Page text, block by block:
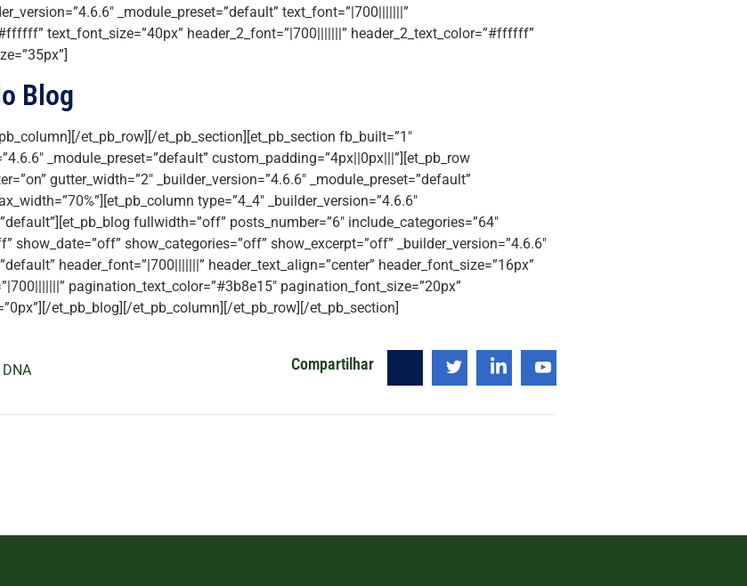
_module_preset=”default” text_font=”|700|||||||”
text_font_size=”40px” header_2_font=”|700|||||||” header_2_text_color=”#ffffff”
Blog
et_pb_row][/et_pb_section][et_pb_section fb_built=”1″
_module_preset=”default” custom_padding=”4px||0px|||”][et_pb_row
gutter_width=”2″ _builder_version=”4.6.6″ _module_preset=”default”
type=”4_4″ _builder_version=”4.6.6″
fullwidth=”off” posts_number=”6″ include_categories=”64″
show_date=”off” show_categories=”off” show_excerpt=”off” _builder_version=”4.6.6″
header_font=”|700|||||||” header_text_align=”center” header_font_size=”16px”
pagination_text_color=”#3b8e15″ pagination_font_size=”20px”
et_pb_blog][/et_pb_column][/et_pb_row][/et_pb_section]
Compartilhar